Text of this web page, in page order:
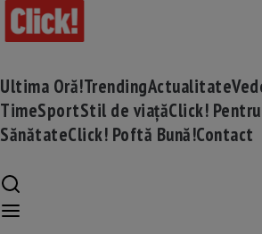
Ultima Oră!TrendingActualitate
TimeSportStil de viațăClick!
SănătateClick! Poftă Bună!Contact